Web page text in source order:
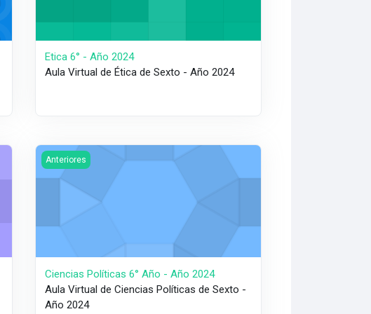
Etica 6° - Año 2024
Aula Virtual de Ética de Sexto - Año 2024
5° - Año 2024
Imagen del curso Ciencias Políticas 6° Año - Año 2024
Anteriores
Ciencias Políticas 6° Año - Año 2024
Aula Virtual de Ciencias Políticas de Sexto -
Año 2024